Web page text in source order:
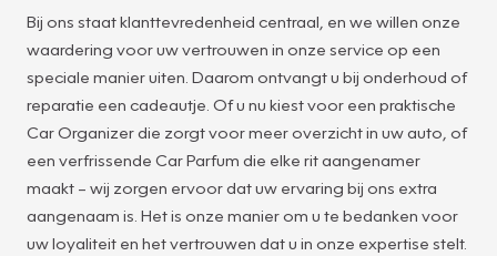
Bij ons staat klanttevredenheid centraal, en we willen onze
waardering voor uw vertrouwen in onze service op een
speciale manier uiten. Daarom ontvangt u bij onderhoud of
reparatie een cadeautje. Of u nu kiest voor een praktische
Car Organizer die zorgt voor meer overzicht in uw auto, of
een verfrissende Car Parfum die elke rit aangenamer
maakt – wij zorgen ervoor dat uw ervaring bij ons extra
aangenaam is. Het is onze manier om u te bedanken voor
uw loyaliteit en het vertrouwen dat u in onze expertise stelt.